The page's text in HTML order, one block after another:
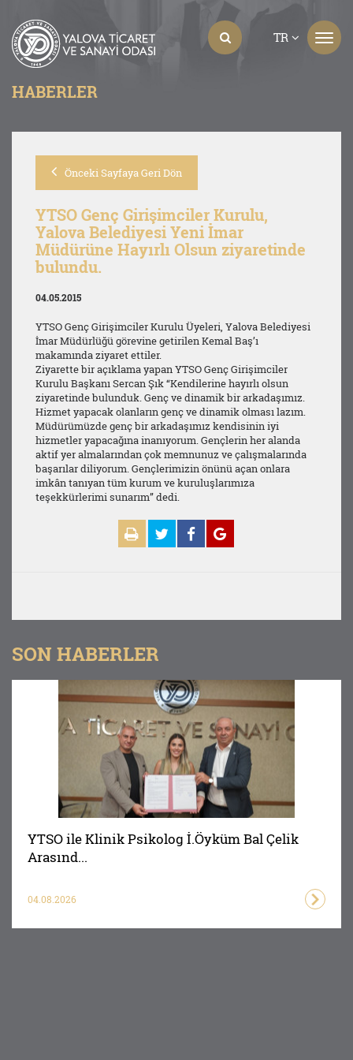
TR
HABERLER
Önceki Sayfaya Geri Dön
YTSO Genç Girişimciler Kurulu,
Yalova Belediyesi Yeni İmar
Müdürüne Hayırlı Olsun ziyaretinde
bulundu.
04.05.2015
YTSO Genç Girişimciler Kurulu Üyeleri, Yalova Belediyesi
İmar Müdürlüğü görevine getirilen Kemal Baş’ı
makamında ziyaret ettiler.
Ziyarette bir açıklama yapan YTSO Genç Girişimciler
Kurulu Başkanı Sercan Şık “Kendilerine hayırlı olsun
ziyaretinde bulunduk. Genç ve dinamik bir arkadaşımız.
Hizmet yapacak olanların genç ve dinamik olması lazım.
Müdürümüzde genç bir arkadaşımız kendisinin iyi
hizmetler yapacağına inanıyorum. Gençlerin her alanda
aktif yer almalarından çok memnunuz ve çalışmalarında
başarılar diliyorum. Gençlerimizin önünü açan onlara
imkân tanıyan tüm kurum ve kuruluşlarımıza
teşekkürlerimi sunarım” dedi.
SON HABERLER
YTSO ile Klinik Psikolog İ.Öyküm Bal Çelik
Arasınd...
04.08.2026